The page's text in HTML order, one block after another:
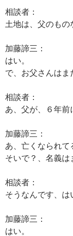
相談者：
土地は、父のもの
加藤諦三：
はい。
で、お父さんはま
相談者：
あ、父が、６年前
加藤諦三：
あ、亡くなられて
そいで？、名義は
相談者：
そうなんです、は
加藤諦三：
はい。